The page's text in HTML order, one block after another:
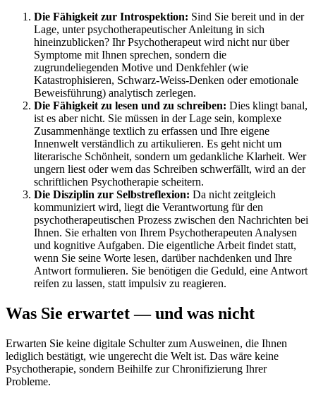
Die Fähigkeit zur Introspektion: Sind Sie bereit und in der
Lage, unter psychotherapeutischer Anleitung in sich
hineinzublicken? Ihr Psychotherapeut wird nicht nur über
Symptome mit Ihnen sprechen, sondern die
zugrundeliegenden Motive und Denkfehler (wie
Katastrophisieren, Schwarz-Weiss-Denken oder emotionale
Beweisführung) analytisch zerlegen.
Die Fähigkeit zu lesen und zu schreiben: Dies klingt banal,
ist es aber nicht. Sie müssen in der Lage sein, komplexe
Zusammenhänge textlich zu erfassen und Ihre eigene
Innenwelt verständlich zu artikulieren. Es geht nicht um
literarische Schönheit, sondern um gedankliche Klarheit. Wer
ungern liest oder wem das Schreiben schwerfällt, wird an der
schriftlichen Psychotherapie scheitern.
Die Disziplin zur Selbstreflexion: Da nicht zeitgleich
kommuniziert wird, liegt die Verantwortung für den
psychotherapeutischen Prozess zwischen den Nachrichten bei
Ihnen. Sie erhalten von Ihrem Psychotherapeuten Analysen
und kognitive Aufgaben. Die eigentliche Arbeit findet statt,
wenn Sie seine Worte lesen, darüber nachdenken und Ihre
Antwort formulieren. Sie benötigen die Geduld, eine Antwort
reifen zu lassen, statt impulsiv zu reagieren.
Was Sie erwartet — und was nicht
Erwarten Sie keine digitale Schulter zum Ausweinen, die Ihnen
lediglich bestätigt, wie ungerecht die Welt ist. Das wäre keine
Psychotherapie, sondern Beihilfe zur Chronifizierung Ihrer
Probleme.